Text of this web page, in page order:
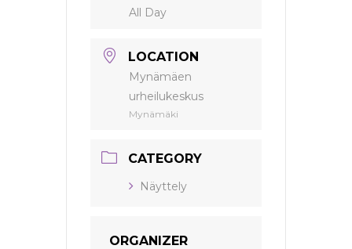
All Day
LOCATION
Mynämäen
urheilukeskus
Mynämäki
CATEGORY
Näyttely
ORGANIZER